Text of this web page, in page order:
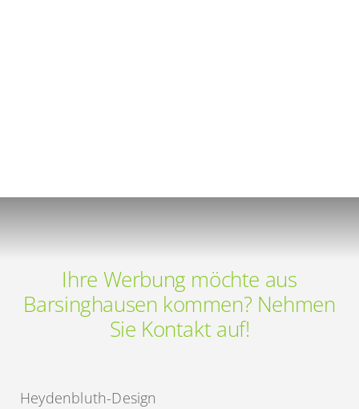
Ihre Werbung möchte aus
Barsinghausen kommen? Nehmen
Sie Kontakt auf!
Heydenbluth-Design